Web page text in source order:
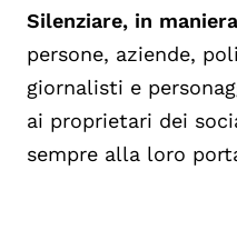
Silenziare, in
persone, aziende,
giornalisti e
ai proprietari dei
sempre alla loro